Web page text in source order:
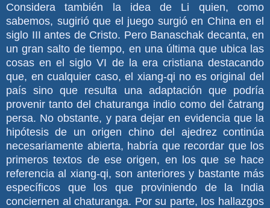
Considera también la idea de Li quien, como
sabemos, sugirió que el juego surgió en China en el
siglo III antes de Cristo. Pero Banaschak decanta, en
un gran salto de tiempo, en una última que ubica las
cosas en el siglo VI de la era cristiana destacando
que, en cualquier caso, el xiang-qi no es original del
país sino que resulta una adaptación que podría
provenir tanto del chaturanga indio como del čatrang
persa. No obstante, y para dejar en evidencia que la
hipótesis de un origen chino del ajedrez continúa
necesariamente abierta, habría que recordar que los
primeros textos de ese origen, en los que se hace
referencia al xiang-qi, son anteriores y bastante más
específicos que los que proviniendo de la India
conciernen al chaturanga. Por su parte, los hallazgos